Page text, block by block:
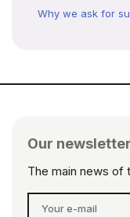
Why we ask for
Our newsletter
The main news of